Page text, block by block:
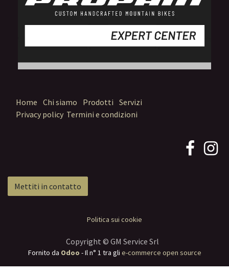
Home Chi siamo Prodotti Servizi
Privacy policy Termini e condizioni
Mettiti in contatto
Politica sui cookie
Copyright © GM Service Srl
Fornito da Odoo - Il n° 1 tra gli e-commerce open source